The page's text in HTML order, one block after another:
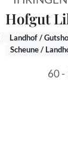
Hofgut
Landhof /
Scheune /
60 -